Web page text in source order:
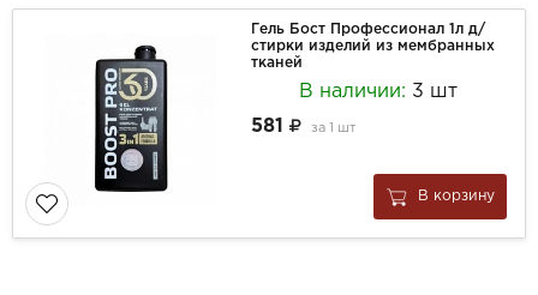
Гель Бост Профессионал 1л д/
стирки изделий из мембранных
тканей
В наличии: 3 шт
581
за 1 шт
В корзину